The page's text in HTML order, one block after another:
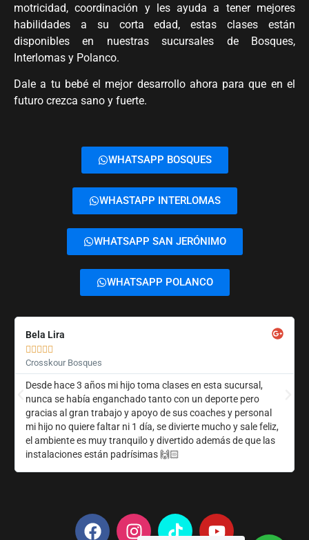
motricidad, coordinación y les ayuda a tener mejores
habilidades a su corta edad, estas clases están
disponibles en nuestras sucursales de Bosques,
Interlomas y Polanco.
Dale a tu bebé el mejor desarrollo ahora para que en el
futuro crezca sano y fuerte.
WHATSAPP BOSQUES
WHASTAPP INTERLOMAS
WHATSAPP SAN JERÓNIMO
WHATSAPP POLANCO
Bela Lira
    
Crosskour Bosques
Desde hace 3 años mi hijo toma clases en esta sucursal,
nunca se había enganchado tanto con un deporte pero
gracias al gran trabajo y apoyo de sus coaches y personal
mi hijo no quiere faltar ni 1 día, se divierte mucho y sale feliz,
el ambiente es muy tranquilo y divertido además de que las
instalaciones están padrísimas 🙌🏻